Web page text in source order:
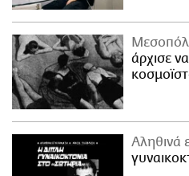
άρχισε
Αληθινά